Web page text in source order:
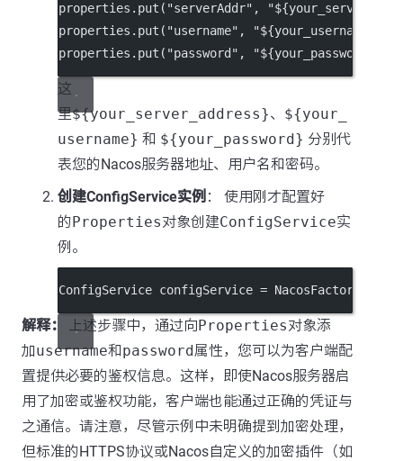
properties. put ( "serverAddr" ,
properties. put ( "username" , "${your_username}"
properties. put ( "password" , "${your_password}"
这
里${your_server_address}、 ${your_
username} 和 ${your_password} 分别代
表您的Nacos服务器地址、用户名和密码。
创建ConfigService实例 ： 使用刚才配置好
的Properties对象创建ConfigService实
例。
ConfigService configService = NacosFactory.
解释： 上述步骤中，通过向Properties对象添
加username和password属性，您可以为客户端配
置提供必要的鉴权信息。这样，即使Nacos服务器启
用了加密或鉴权功能，客户端也能通过正确的凭证与
之通信。请注意，尽管示例中未明确提到加密处理，
但标准的HTTPS协议或Nacos自定义的加密插件（如